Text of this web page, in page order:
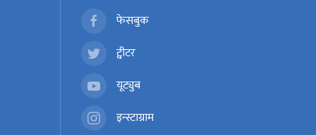
फेसबुक
ट्वीटर
यूट्युब
इन्स्टाग्राम